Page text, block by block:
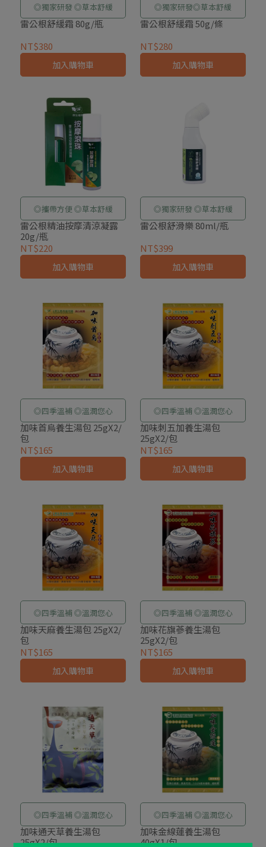
◎獨家研發 ◎草本舒緩
雷公根舒緩霜 80g/瓶
NT$380
加入購物車
◎獨家研發◎草本舒緩
雷公根舒緩霜 50g/條
NT$280
加入購物車
◎攜帶方便 ◎草本舒緩
雷公根精油按摩清涼凝露
20g/瓶
NT$220
加入購物車
◎獨家研發 ◎草本舒緩
雷公根舒滑樂 80ml/瓶
NT$399
加入購物車
◎四季溫補 ◎溫潤您心
加味首烏養生湯包 25gX2/
包
NT$165
加入購物車
◎四季溫補 ◎溫潤您心
加味刺五加養生湯包
25gX2/包
NT$165
加入購物車
◎四季溫補 ◎溫潤您心
加味天麻養生湯包 25gX2/
包
NT$165
加入購物車
◎四季溫補 ◎溫潤您心
加味花旗蔘養生湯包
25gX2/包
NT$165
加入購物車
◎四季溫補 ◎溫潤您心
加味通天草養生湯包
25gX2/包
◎四季溫補 ◎溫潤您心
加味金線蓮養生湯包
40gX1/包